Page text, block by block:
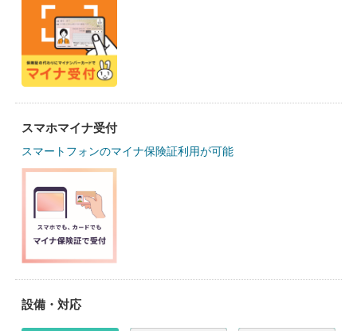
スマホマイナ受付
スマートフォンのマイナ保険証利用が可能
設備・対応